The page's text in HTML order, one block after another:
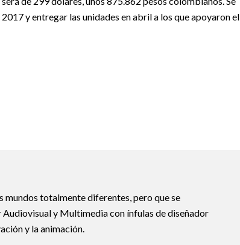
y entregar las unidades en abril a los que apoyaron el
mundos totalmente diferentes, pero que se
y Multimedia con ínfulas de diseñador
y la animación.